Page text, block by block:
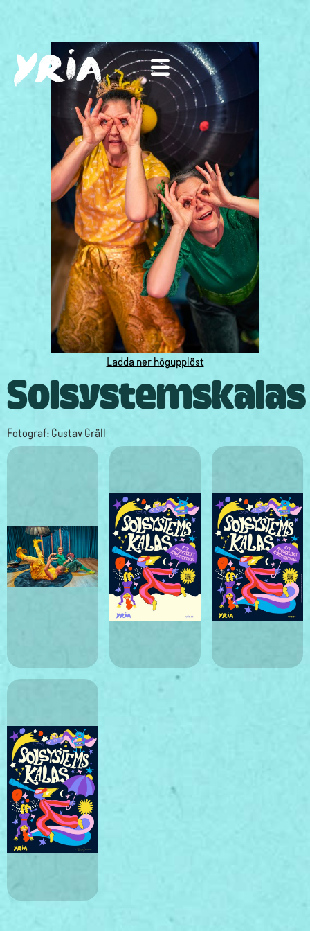
Ladda ner högupplöst
Solsystemskalas
Fotograf: Gustav Gräll